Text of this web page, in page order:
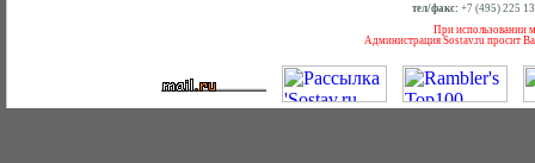
тел/факс: +7 (495) 225
При использовании
Администрация Sostav.ru просит